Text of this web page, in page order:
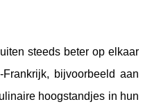
steeds beter op elkaar
bijvoorbeeld aan
hoogstandjes in hun